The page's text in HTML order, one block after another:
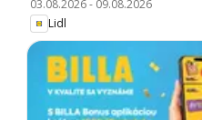
03.08.2026- 09.08.2026
Lidl